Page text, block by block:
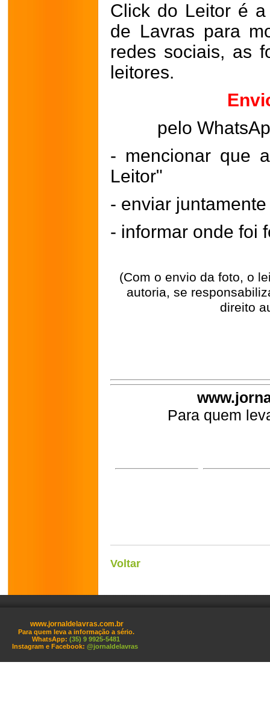
Click do Leitor é
de Lavras para
redes sociais, as
leitores.
pelo
- mencionar que
Leitor"
- enviar
- informar onde foi
(Com o envio da foto, o
autoria, se
direito
Para quem
Voltar
www.jornaldelavras.com.br
Para quem leva a informação a sério.
WhatsApp: (35) 9 9925-5481
Instagram e Facebook: @jornaldelavras